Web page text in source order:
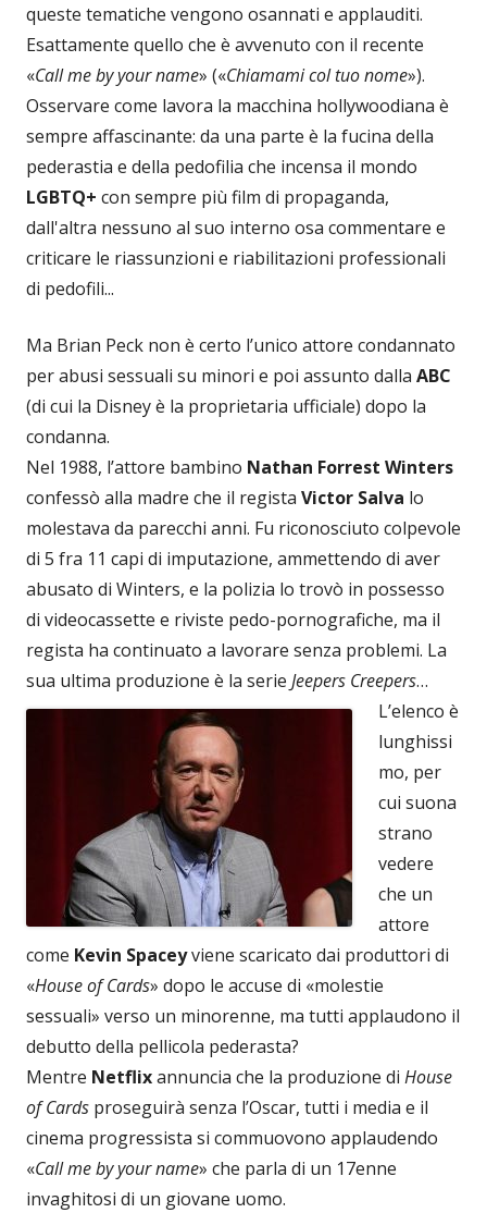
queste tematiche vengono osannati e applauditi.
Esattamente quello che è avvenuto con il recente
«Call me by your name» («Chiamami col tuo nome»).
Osservare come lavora la macchina hollywoodiana è
sempre affascinante: da una parte è la fucina della
pederastia e della pedofilia che incensa il mondo
LGBTQ+ con sempre più film di propaganda,
dall'altra nessuno al suo interno osa commentare e
criticare le riassunzioni e riabilitazioni professionali
di pedofili...
Ma Brian Peck non è certo l’unico attore condannato
per abusi sessuali su minori e poi assunto dalla ABC
(di cui la Disney è la proprietaria ufficiale) dopo la
condanna.
Nel 1988, l’attore bambino Nathan Forrest Winters
confessò alla madre che il regista Victor Salva lo
molestava da parecchi anni. Fu riconosciuto colpevole
di 5 fra 11 capi di imputazione, ammettendo di aver
abusato di Winters, e la polizia lo trovò in possesso
di videocassette e riviste pedo-pornografiche, ma il
regista ha continuato a lavorare senza problemi. La
sua ultima produzione è la serie Jeepers Creepers…
L’elenco è
lunghissi
mo, per
cui suona
strano
vedere
che un
attore
come Kevin Spaceyviene scaricato dai produttori di
«House of Cards» dopo le accuse di «molestie
sessuali» verso un minorenne, ma tutti applaudono il
debutto della pellicola pederasta?
Mentre Netflixannuncia che la produzione di House
of Cards proseguirà senza l’Oscar, tutti i media e il
cinema progressista si commuovono applaudendo
«Call me by your name» che parla di un 17enne
invaghitosi di un giovane uomo.